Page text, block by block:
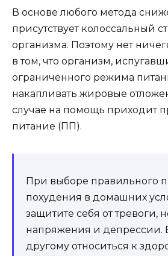
В основе любого метода
присутствует колоссальный
организма. Поэтому нет
в том, что организм,
ограниченного режима
накапливать жировые
случае на помощь приходит
питание (ПП).
При выборе правильного
похудения в домашних
защитите себя от тревоги,
напряжения и депрессии.
другому относиться к